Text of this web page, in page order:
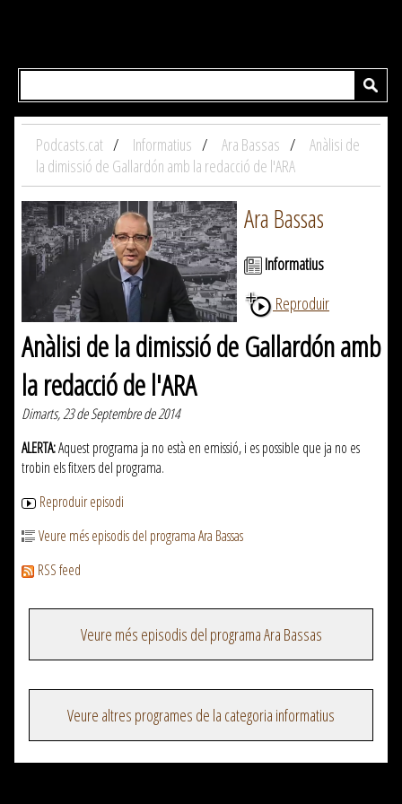
Podcasts.cat Informatius Ara Bassas
Anàlisi de
la dimissió de Gallardón amb la redacció de l'ARA
Ara Bassas
Informatius
Reproduir
Anàlisi de la dimissió de Gallardón amb
la redacció de l'ARA
Dimarts, 23 de Septembre de 2014
ALERTA:Aquest programa ja no està en emissió, i es possible que ja no es
trobin els fitxers del programa.
Reproduir episodi
Veure més episodis del programa Ara Bassas
RSS feed
Veure més episodis del programa Ara Bassas
Veure altres programes de la categoria informatius